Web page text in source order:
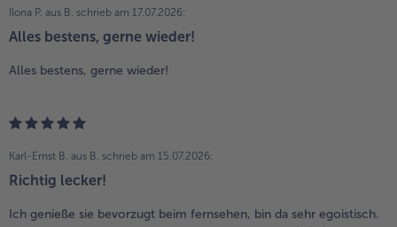
Ilona P. aus B. schrieb am 17.07.2026:
Alles bestens, gerne wieder!
Alles bestens, gerne wieder!
Karl-Ernst B. aus B. schrieb am 15.07.2026:
Richtig lecker!
Ich genieße sie bevorzugt beim fernsehen, bin da sehr egoistisch.